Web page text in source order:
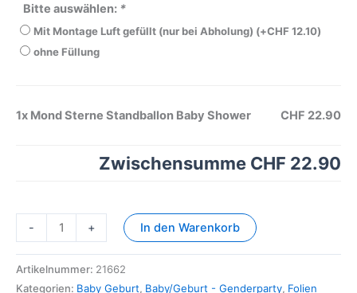
Bitte auswählen: *
Mit Montage Luft gefüllt (nur bei Abholung) (+CHF 12.10)
ohne Füllung
1x Mond Sterne Standballon Baby Shower CHF 22.90
Zwischensumme CHF 22.90
- + In den Warenkorb
Artikelnummer: 21662
Kategorien: Baby Geburt, Baby/Geburt - Genderparty, Folien